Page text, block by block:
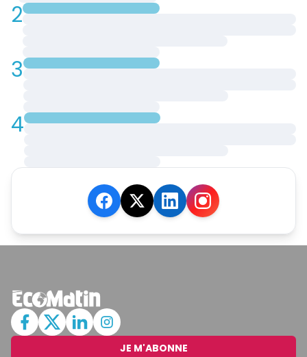
2
3
4
JE M'ABONNE